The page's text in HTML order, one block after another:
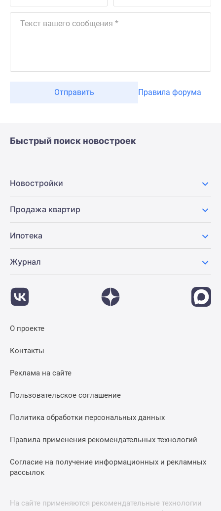
Отправить Правила форума
Быстрый поиск новостроек
Новостройки
Продажа квартир
Ипотека
Журнал
О проекте
Контакты
Реклама на сайте
Пользовательское соглашение
Политика обработки персональных данных
Правила применения рекомендательных технологий
Согласие на получение информационных и рекламных
рассылок
На сайте применяются рекомендательные технологии